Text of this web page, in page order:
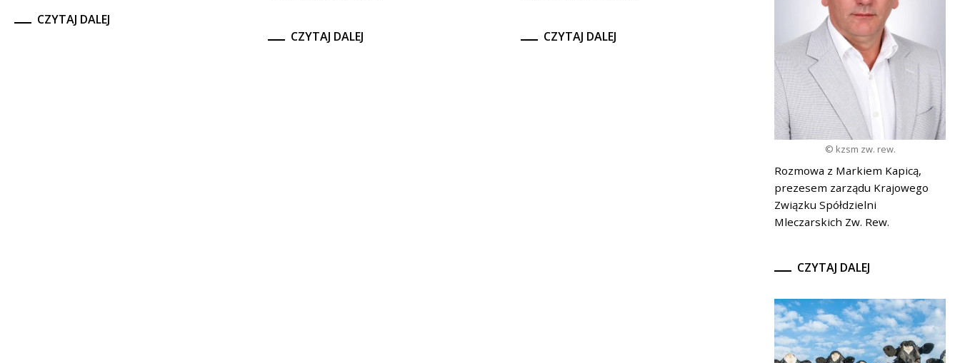
CZYTAJ DALEJ
CZYTAJ DALEJ CZYTAJ DALEJ
© kzsm zw. rew.
Rozmowa z Markiem Kapicą,
prezesem zarządu Krajowego
Związku Spółdzielni
Mleczarskich Zw. Rew.
CZYTAJ DALEJ